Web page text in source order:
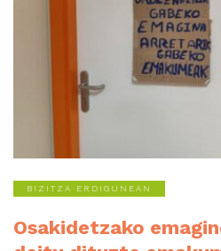
BIZITZA ERDIGUNEAN
Osakidetzako